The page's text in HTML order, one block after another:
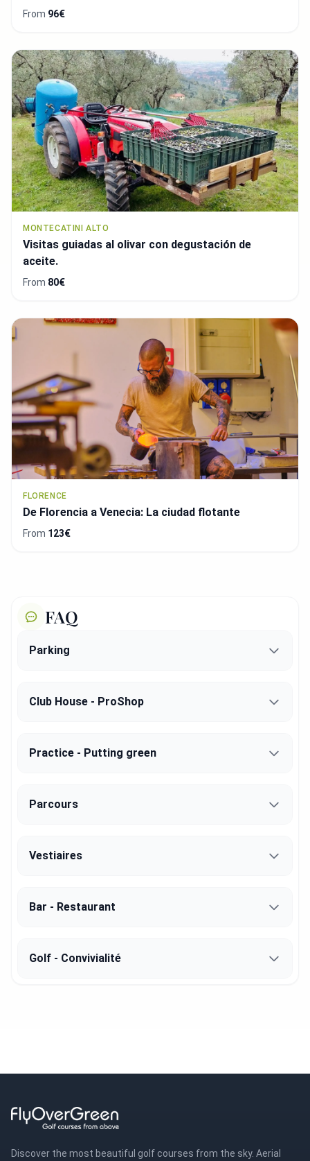
From 96€
MONTECATINI ALTO
Visitas guiadas al olivar con degustación de
aceite.
From 80€
FLORENCE
De Florencia a Venecia: La ciudad flotante
From 123€
FAQ
Parking
Club House - ProShop
Practice - Putting green
Parcours
Vestiaires
Bar - Restaurant
Golf - Convivialité
Discover the most beautiful golf courses from the sky. Aerial